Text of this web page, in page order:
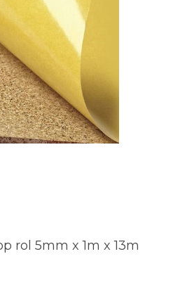
rol 5mm x 1m x 13m